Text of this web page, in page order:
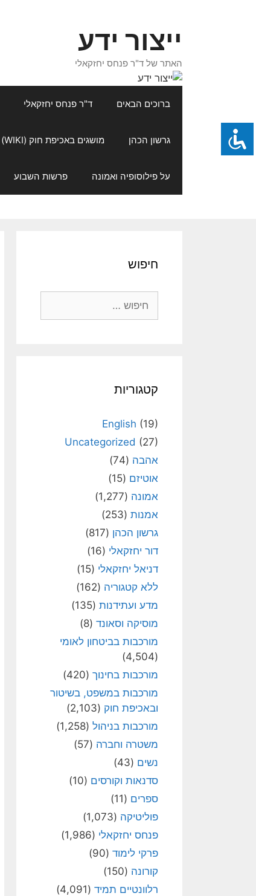
ייצור ידע
האתר של ד"ר פנחס יחזקאלי
ברוכים הבאים ד"ר פנחס יחזקאלי
גרשון הכהן מושגים באכיפת חוק (WIKI)
על פילוסופיה ואמונה פרשות השבוע
חיפוש
קטגוריות
English (19)
Uncategorized (27)
אהבה (74)
אוטיזם (15)
אמונה (1,277)
אמנות (253)
גרשון הכהן (817)
דור יחזקאלי (16)
דניאל יחזקאלי (15)
ללא קטגוריה (162)
מדע ועתידנות (135)
מוסיקה וסאונד (8)
מורכבות בביטחון לאומי
(4,504)
מורכבות בחינוך (420)
מורכבות במשפט, בשיטור
ובאכיפת חוק (2,103)
מורכבות בניהול (1,258)
משטרה וחברה (57)
נשים (43)
סדנאות וקורסים (10)
ספרים (11)
פוליטיקה (1,073)
פנחס יחזקאלי (1,986)
פרקי לימוד (90)
קורונה (150)
רלוונטיים תמיד (4,091)